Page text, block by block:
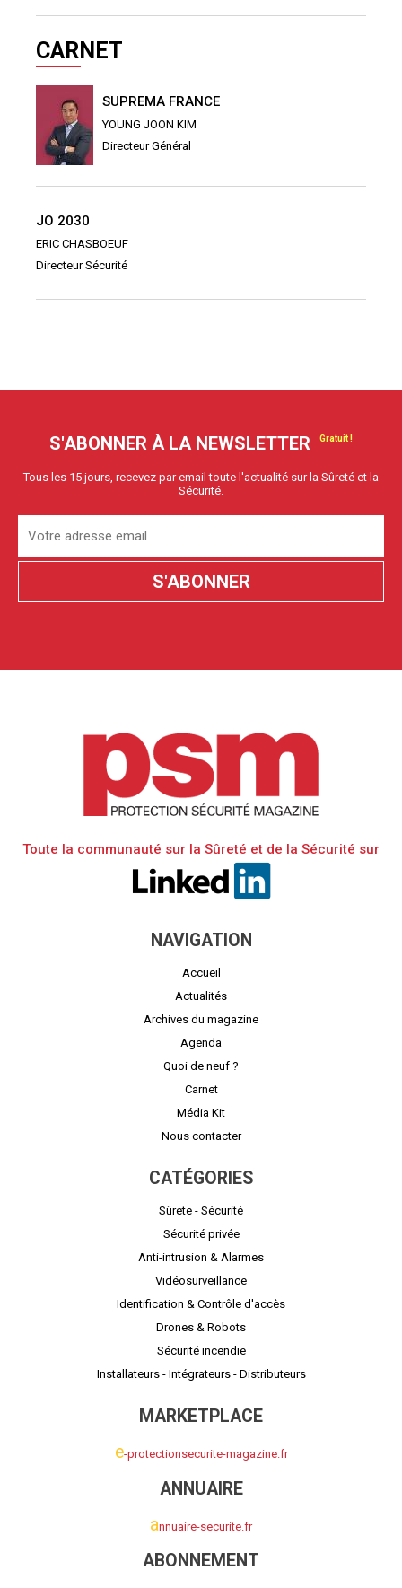
CARNET
SUPREMA FRANCE
YOUNG JOON KIM
Directeur Général
JO 2030
ERIC CHASBOEUF
Directeur Sécurité
S'ABONNER À LA NEWSLETTER
Tous les 15 jours, recevez par email toute l'actualité sur la Sûreté et la
Sécurité.
Toute la communauté sur la Sûreté et de la Sécurité sur
NAVIGATION
Accueil
Actualités
Archives du magazine
Agenda
Quoi de neuf ?
Carnet
Média Kit
Nous contacter
CATÉGORIES
Sûrete - Sécurité
Sécurité privée
Anti-intrusion & Alarmes
Vidéosurveillance
Identification & Contrôle d'accès
Drones & Robots
Sécurité incendie
Installateurs - Intégrateurs - Distributeurs
MARKETPLACE
e-protectionsecurite-magazine.fr
ANNUAIRE
annuaire-securite.fr
ABONNEMENT